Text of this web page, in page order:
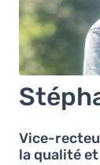
Vice-
la qualité